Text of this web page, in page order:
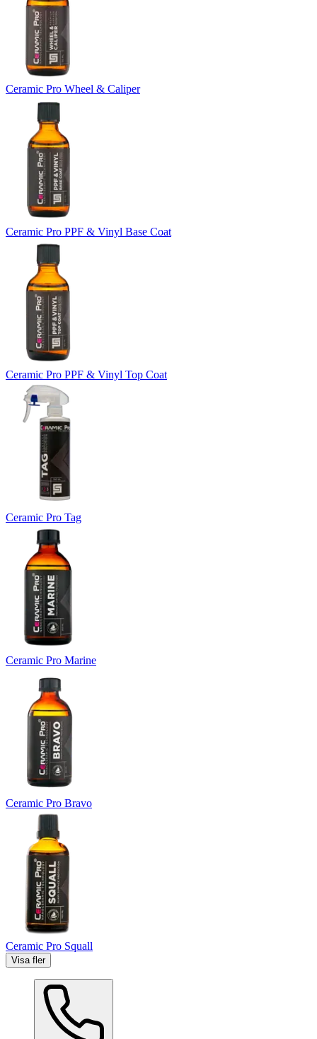
Ceramic Pro Wheel & Caliper
Ceramic Pro PPF & Vinyl Base Coat
Ceramic Pro PPF & Vinyl Top Coat
Ceramic Pro Tag
Ceramic Pro Marine
Ceramic Pro Bravo
Ceramic Pro Squall
Visa fler